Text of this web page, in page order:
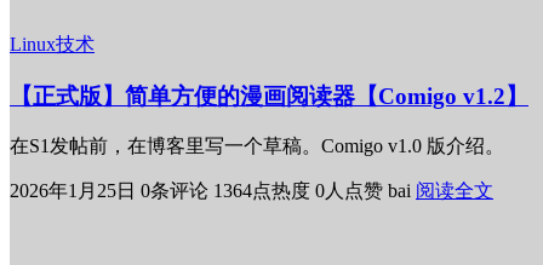
Linux技术
【正式版】简单方便的漫画阅读器【Comigo v1.2】
在S1发帖前，在博客里写一个草稿。Comigo v1.0 版介绍。
2026年1月25日 0条评论 1364点热度 0人点赞 bai 阅读全文